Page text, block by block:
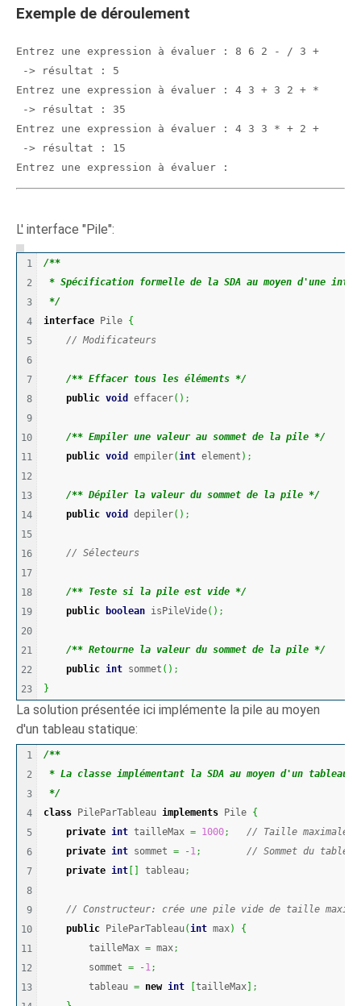
Exemple de déroulement
Entrez une expression à évaluer : 8 6 2 - / 3 +
-> résultat : 5
Entrez une expression à évaluer : 4 3 + 3 2 + *
-> résultat : 35
Entrez une expression à évaluer : 4 3 3 * + 2 +
-> résultat : 15
Entrez une expression à évaluer :
L' interface "Pile":
1
2
3
4
5
6
7
8
9
10
11
12
13
14
15
16
17
18
19
20
21
22
/**
* Spécification formelle de la SDA au moyen d'une
*/
interface Pile {
// Modificateurs
/** Effacer tous les éléments */
public void effacer( ) ;
/** Empiler une valeur au sommet de la pile */
public void empiler(int element ) ;
/** Dépiler la valeur du sommet de la pile */
public void depiler( ) ;
// Sélecteurs
/** Teste si la pile est vide */
public
boolean isPileVide( ) ;
/** Retourne la valeur du sommet de la pile */
public int sommet ( ) ;
}
La solution présentée ici implémente la pile au moyen
d'un tableau statique:
1
2
3
4
5
6
7
8
9
10
11
12
13
/**
* La classe implémentant la SDA au moyen d'un tableau
*/
class PileParTableau implements Pile {
private int tailleMax = 1000;
// Taille maximale
private int sommet = -1;
// Sommet du tableau
private int tableau;
// Constructeur: crée une pile vide de taille
public PileParTableau(int max)
{
        tailleMax
= max;
        sommet
= -1;
        tableau
= new int [tailleMax
;